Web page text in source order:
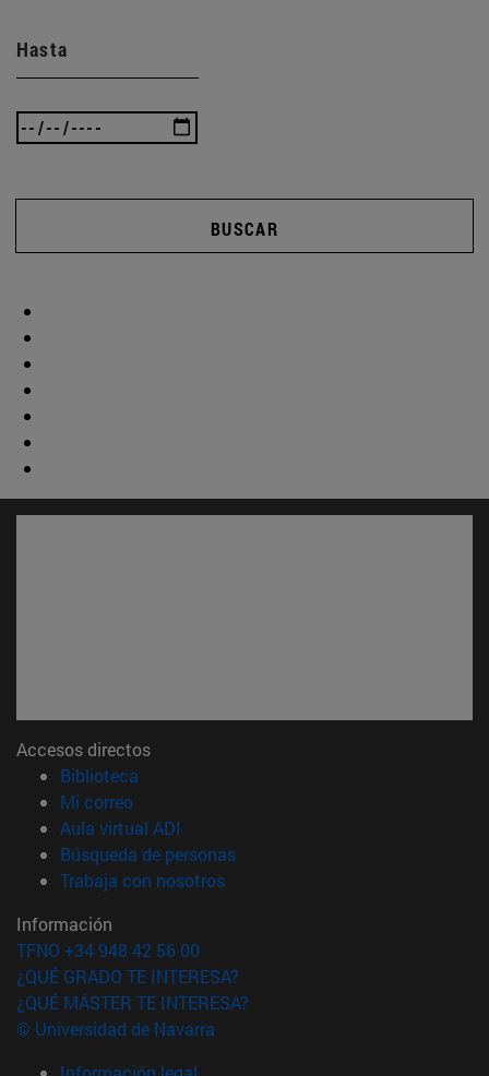
Hasta
BUSCAR
Accesos directos
Biblioteca
Mi correo(abre en nueva ventana)
Aula virtual ADI
Búsqueda de personas(abre en nueva ventana)
Trabaja con nosotros(abre en nueva ventana)
Información
TFNO +34 948 42 56 00
¿QUÉ GRADO TE INTERESA?
¿QUÉ MÁSTER TE INTERESA?
© Universidad de Navarra